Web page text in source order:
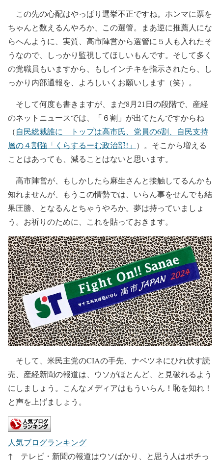
この先の心配はやっぱり選挙不正ですね。ホンマに票を
ちゃんと数えるんやろか、この選管。まあ逆に推薦人にな
らへんように、実質、高市陣営から選管に５人も入れたそ
うなので、しっかり監視してほしいもんです。そして多く
の党職員もいますから、もしインチキを指示されたら、し
っかり内部通報を、よろしいくお願いします（笑）。
そして何度も書きますが、まだ8月21日の段階で、産経
のネットニュースでは、「６割」が出てたんですからね
（自民総裁誰に トップは高市氏、党員の6割、自民支持
層の４割強「くらするーむ政治部!」 ）。そこから増える
ことはあっても、減ることはないと思います。
高市陣営が、もしかしたら麻生さんと接触してるんかも
知れませんが、もうこの情勢では、いらん事をせんでも結
果圧勝、となるんとちゃうやろか。夢は持っていましょ
う。お祈りのために、これを貼っておきます。
そして、米民主党のCIAの手先、ナベツネにひれ伏す読
売、産経新聞の報道は、ウソがほとんど、と見破れるよう
にしましょう。こんなメディアはもういらん！恥を知れ！
と声を上げましょう。
人気ブログランキング
↑ テレビ・新聞の報道はウソばかり、と思う人はポチっ